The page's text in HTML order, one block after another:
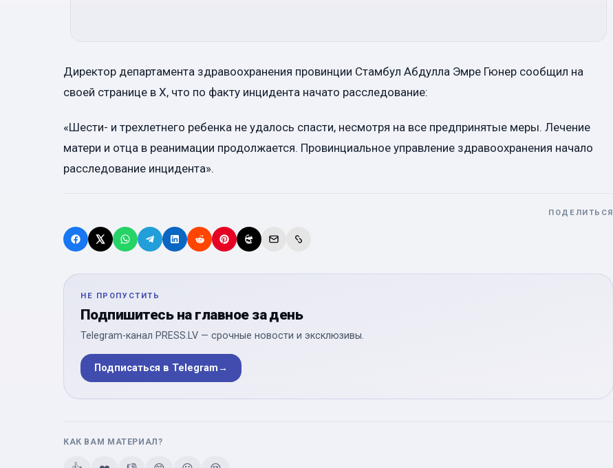
Директор департамента здравоохранения провинции Стамбул Абдулла Эмре Гюнер сообщил на
своей странице в X, что по факту инцидента начато расследование:
«Шести- и трехлетнего ребенка не удалось спасти, несмотря на все предпринятые меры. Лечение
матери и отца в реанимации продолжается. Провинциальное управление здравоохранения начало
расследование инцидента».
ПОДЕЛИТЬСЯ
НЕ ПРОПУСТИТЬ
Подпишитесь на главное за день
Telegram-канал PRESS.LV — срочные новости и эксклюзивы.
Подписаться в Telegram→
КАК ВАМ МАТЕРИАЛ?